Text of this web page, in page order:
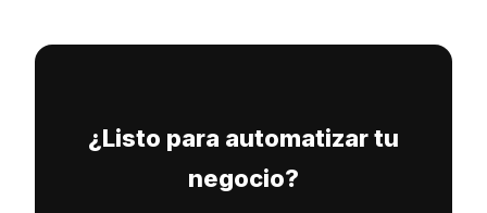
¿Listo para automatizar tu
negocio?